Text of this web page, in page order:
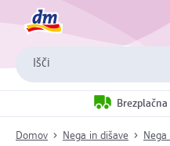
Išči
Brezplačna
Domov Nega in dišave